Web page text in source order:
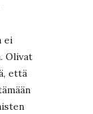
ei
Olivat
että